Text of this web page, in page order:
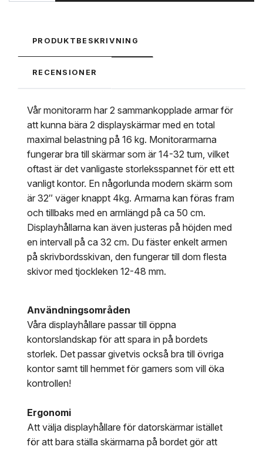
PRODUKTBESKRIVNING
RECENSIONER
Vår monitorarm har 2 sammankopplade armar för
att kunna bära 2 displayskärmar med en total
maximal belastning på 16 kg. Monitorarmarna
fungerar bra till skärmar som är 14-32 tum, vilket
oftast är det vanligaste storleksspannet för ett ett
vanligt kontor. En någorlunda modern skärm som
är 32″ väger knappt 4kg. Armarna kan föras fram
och tillbaks med en armlängd på ca 50 cm.
Displayhållarna kan även justeras på höjden med
en intervall på ca 32 cm. Du fäster enkelt armen
på skrivbordsskivan, den fungerar till dom flesta
skivor med tjockleken 12-48 mm.
Användningsområden
Våra displayhållare passar till öppna
kontorslandskap för att spara in på bordets
storlek. Det passar givetvis också bra till övriga
kontor samt till hemmet för gamers som vill öka
kontrollen!
Ergonomi
Att välja displayhållare för datorskärmar istället
för att bara ställa skärmarna på bordet gör att